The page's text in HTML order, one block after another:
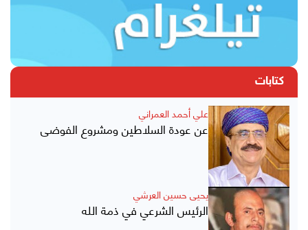
كتابات
علي أحمد العمراني
عن عودة السلاطين ومشروع الفوضى
يحيى حسين العرشي
الرئيس الشرعي في ذمة الله